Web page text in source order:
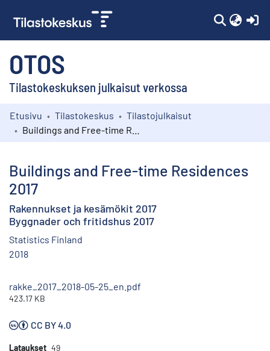
OTOS
Tilastokeskuksen julkaisut verkossa
Kokoelmat
Etusivu Tilastokeskus
Tilastojulkaisut
Buildings and Free-time Residences
2017
Rakennukset ja kesämökit 2017
Byggnader och fritidshus 2017
Statistics Finland
2018
rakke_2017_2018-05-25_en.pdf
423.17 KB
CC BY 4.0
Lataukset 49